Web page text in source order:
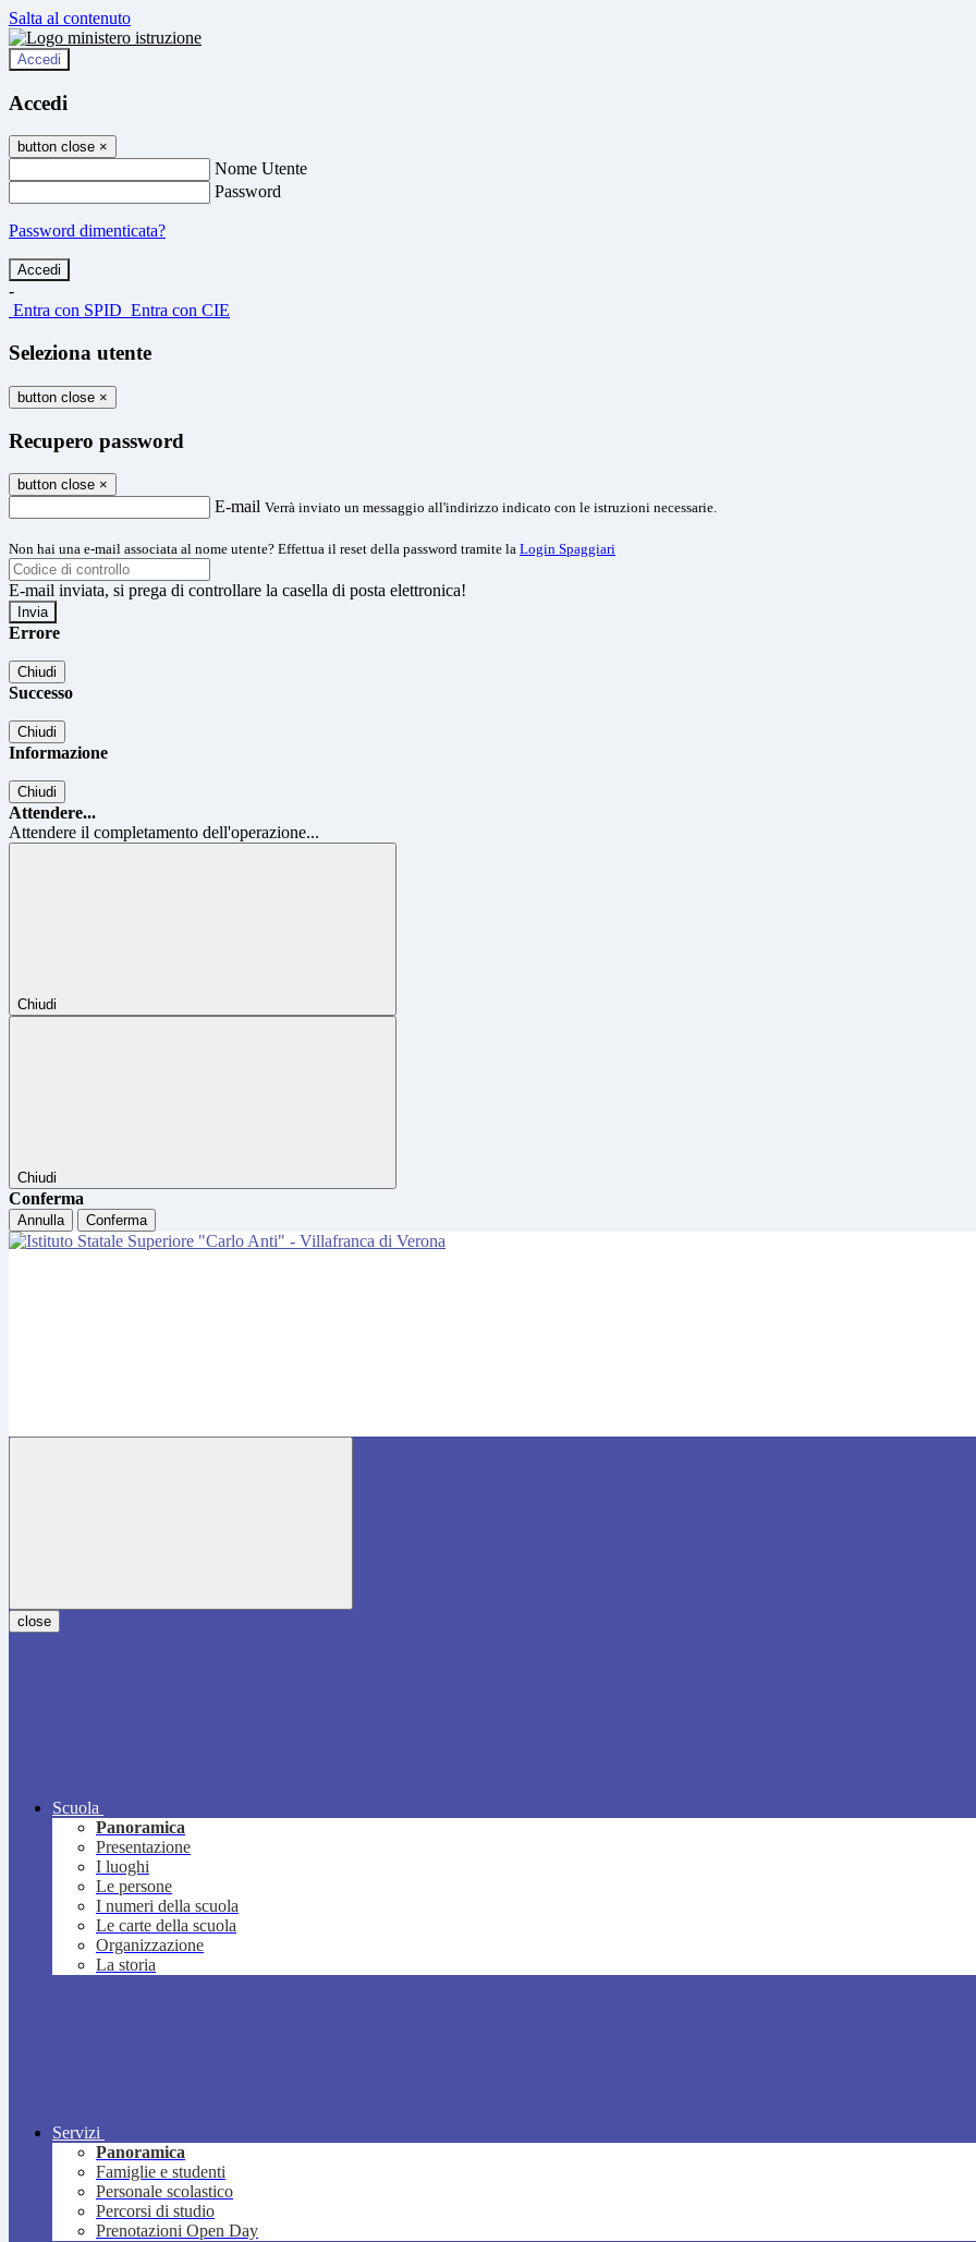
Salta al contenuto
Accedi
Accedi
button close ×
Nome Utente
Password
Password dimenticata?
-
Entra con SPID Entra con CIE
Seleziona utente
button close ×
Recupero password
button close ×
E-mail Verrà inviato un messaggio all'indirizzo indicato con le istruzioni necessarie.
Non hai una e-mail associata al nome utente? Effettua il reset della password tramite la Login Spaggiari
E-mail inviata, si prega di controllare la casella di posta elettronica!
Errore
Chiudi
Successo
Chiudi
Informazione
Chiudi
Attendere...
Attendere il completamento dell'operazione...
Chiudi
Chiudi
Conferma
Annulla Conferma
close
Scuola
Panoramica
Presentazione
I luoghi
Le persone
I numeri della scuola
Le carte della scuola
Organizzazione
La storia
Servizi
Panoramica
Famiglie e studenti
Personale scolastico
Percorsi di studio
Prenotazioni Open Day